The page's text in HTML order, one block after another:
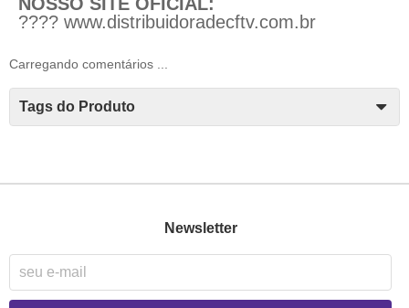
???? www.distribuidoradecftv.com.br
Carregando comentários ...
Tags do Produto
Newsletter